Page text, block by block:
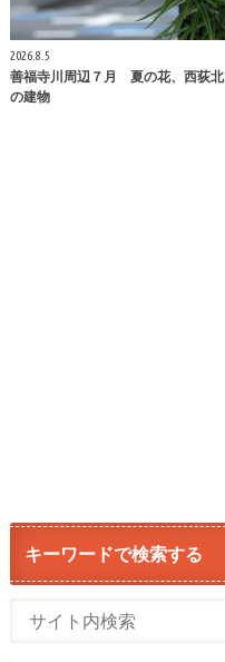
2026.8.5
善福寺川周辺７月 夏の花、西荻北
の建物
キーワードで検索する